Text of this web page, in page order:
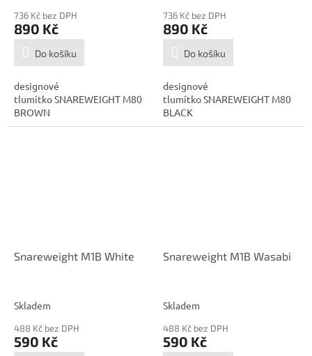
736 Kč bez DPH
890 Kč
Do košíku
designové
tlumítko SNAREWEIGHT M80
BROWN
736 Kč bez DPH
890 Kč
Do košíku
designové
tlumítko SNAREWEIGHT M80
BLACK
Snareweight M1B White
Skladem
488 Kč bez DPH
590 Kč
Snareweight M1B Wasabi
Skladem
488 Kč bez DPH
590 Kč